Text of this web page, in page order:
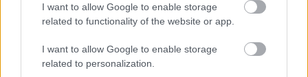
I want to allow Google to enable storage
related to functionality of the website or app.
I want to allow Google to enable storage
related to personalization.
habkönnyű történelmi komédiával is jó lóra tett. A
Magyar vándormár a premierkor nagyot szólt, és
2004-es bemutatója óta csak egyetlen magyar filmet
néztek meg többen.